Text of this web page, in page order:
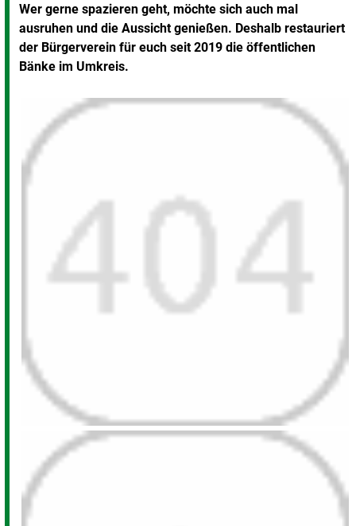
Wer gerne spazieren geht, möchte sich auch mal
ausruhen und die Aussicht genießen. Deshalb restauriert
der Bürgerverein für euch seit 2019 die öffentlichen
Bänke im Umkreis.